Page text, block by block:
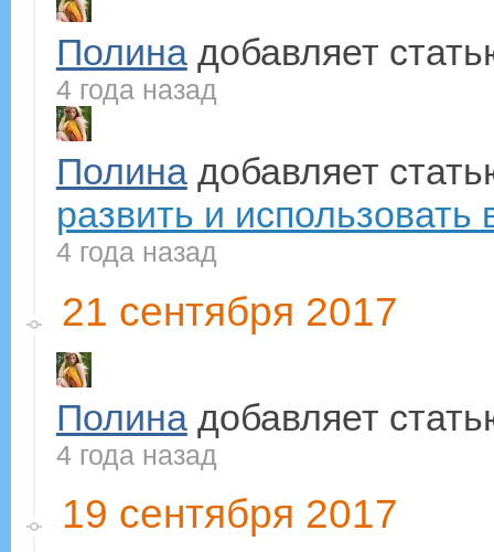
Полинадобавляет
4 года назад
Полинадобавляет
развить и использовать
4 года назад
21 сентября 2017
Полинадобавляет
4 года назад
19 сентября 2017